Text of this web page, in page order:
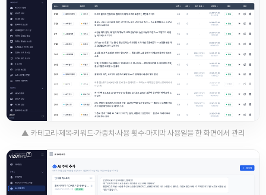
▲ 카테고리·제목·키워드·가중치·사용 횟수·마지막 사용일을 한 화면에서 관리